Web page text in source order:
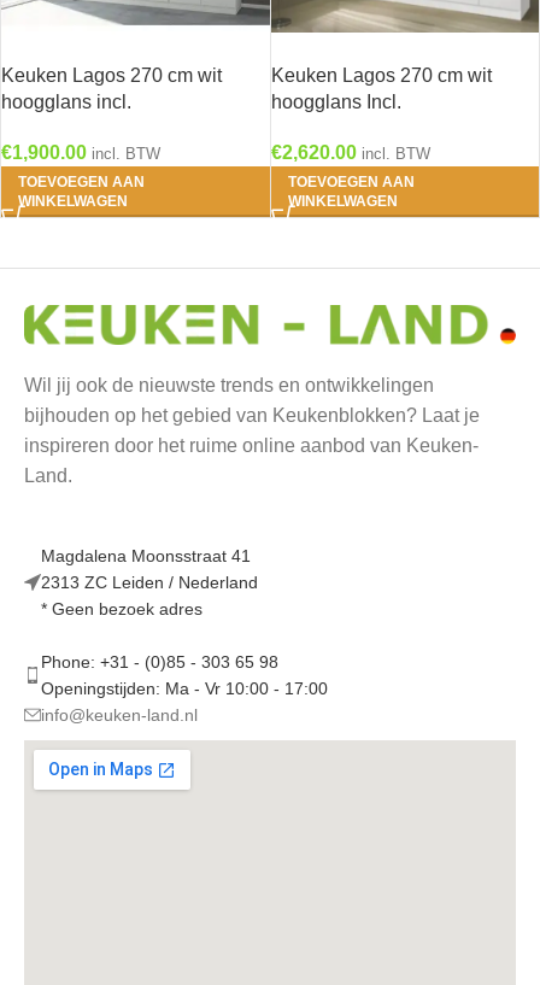
Keuken Lagos 270 cm wit
hoogglans incl.
€1,900.00 incl. BTW
TOEVOEGEN AAN
WINKELWAGEN
Keuken Lagos 270 cm wit
hoogglans Incl.
€2,620.00 incl. BTW
TOEVOEGEN AAN
WINKELWAGEN
Wil jij ook de nieuwste trends en ontwikkelingen
bijhouden op het gebied van Keukenblokken? Laat je
inspireren door het ruime online aanbod van Keuken-
Land.
Magdalena Moonsstraat 41
2313 ZC Leiden / Nederland
* Geen bezoek adres
Phone: +31 - (0)85 - 303 65 98
Openingstijden: Ma - Vr 10:00 - 17:00
info@keuken-land.nl